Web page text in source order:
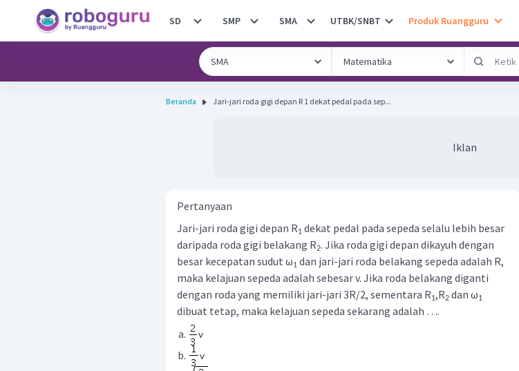
SD SMP SMA UTBK/SNBT Produk Ruangguru
Beranda Jari-jari roda gigi depan R 1 dekat pedal pada sep...
Iklan
Pertanyaan
Jari-jari roda gigi depan R1 dekat pedal pada sepeda selalu lebih besar
daripada roda gigi belakang R2. Jika roda gigi depan dikayuh dengan
besar kecepatan sudut ω1 dan jari-jari roda belakang sepeda adalah R,
maka kelajuan sepeda adalah sebesar v. Jika roda belakang diganti
dengan roda yang memiliki jari-jari 3R/2, sementara R1,R2 dan ω1
dibuat tetap, maka kelajuan sepeda sekarang adalah ….